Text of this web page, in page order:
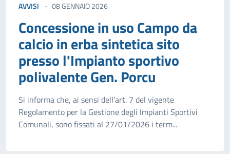
AVVISI 08 GENNAIO 2026
Concessione in uso Campo da
calcio in erba sintetica sito
presso l'Impianto sportivo
polivalente Gen. Porcu
Si informa che, ai sensi dell’art. 7 del vigente
Regolamento per la Gestione degli Impianti Sportivi
Comunali, sono fissati al 27/01/2026 i term...